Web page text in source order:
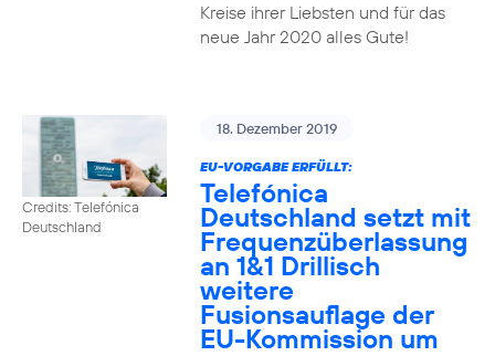
Kreise ihrer Liebsten und für das
neue Jahr 2020 alles Gute!
Credits: Telefónica
Deutschland
18. Dezember 2019
EU-VORGABE ERFÜLLT:
Telefónica
Deutschland setzt mit
Frequenzüberlassung
an 1&1 Drillisch
weitere
Fusionsauflage der
EU-Kommission um